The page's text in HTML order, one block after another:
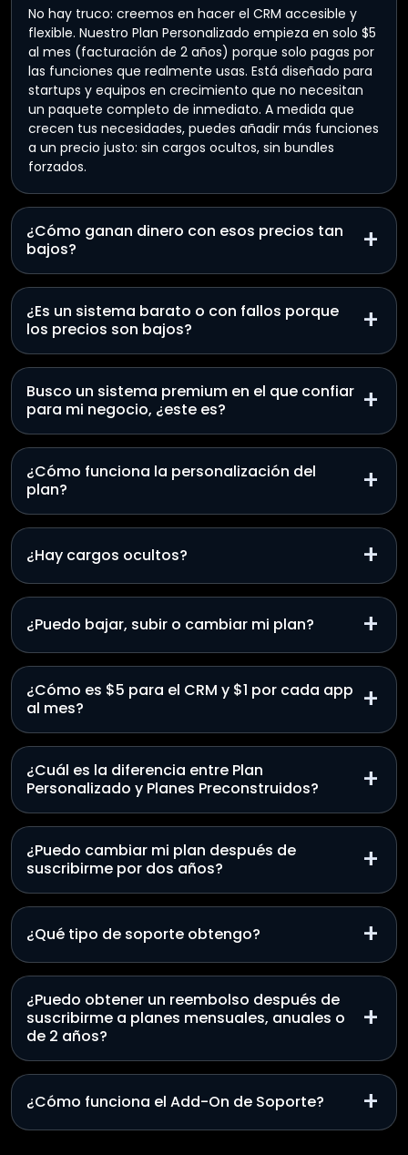
No hay truco: creemos en hacer el CRM accesible y
flexible. Nuestro Plan Personalizado empieza en solo $5
al mes (facturación de 2 años) porque solo pagas por
las funciones que realmente usas. Está diseñado para
startups y equipos en crecimiento que no necesitan
un paquete completo de inmediato. A medida que
crecen tus necesidades, puedes añadir más funciones
a un precio justo: sin cargos ocultos, sin bundles
forzados.
¿Cómo ganan dinero con esos precios tan
bajos?
+
¿Es un sistema barato o con fallos porque
los precios son bajos?
+
Busco un sistema premium en el que confiar
para mi negocio, ¿este es?
+
¿Cómo funciona la personalización del
plan?
+
¿Hay cargos ocultos? +
¿Puedo bajar, subir o cambiar mi plan? +
¿Cómo es $5 para el CRM y $1 por cada app
al mes?
+
¿Cuál es la diferencia entre Plan
Personalizado y Planes Preconstruidos?
+
¿Puedo cambiar mi plan después de
suscribirme por dos años?
+
¿Qué tipo de soporte obtengo? +
¿Puedo obtener un reembolso después de
suscribirme a planes mensuales, anuales o
de 2 años?
+
¿Cómo funciona el Add-On de Soporte? +